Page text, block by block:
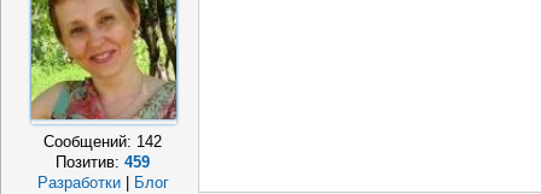
Сообщений: 142
Позитив:459
Разработки
Блог